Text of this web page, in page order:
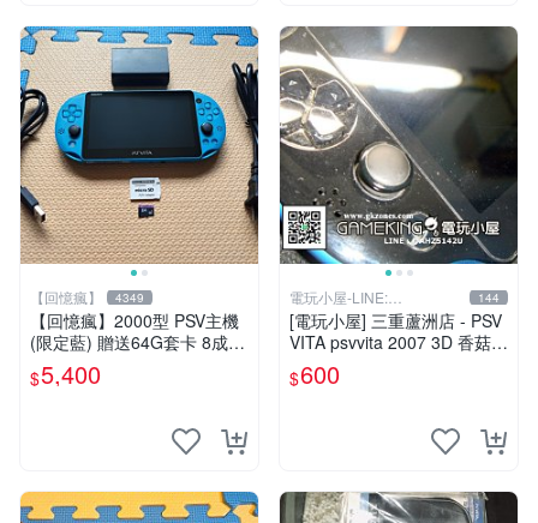
【回憶瘋】 4349
【回憶瘋】2000型 PSV主機
(限定藍) 贈送64G套卡 8成5
新 遊戲機 PSVITA
$5,400
電玩小屋-LINE:
@AHZ5142U
144
[電玩小屋] 三重蘆洲店 - PSV
VITA psvvita 2007 3D 香菇
方向 類比 故障 [維修]
$600